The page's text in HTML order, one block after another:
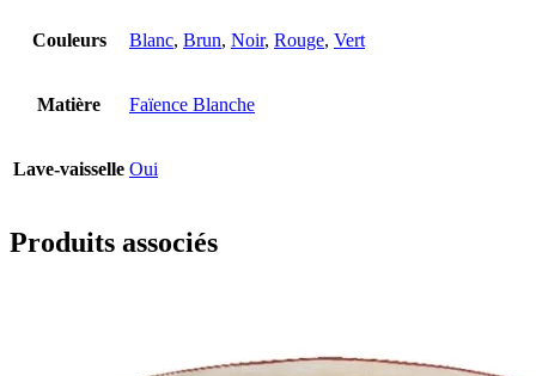
Couleurs Blanc, Brun, Noir, Rouge, Vert
Matière Faïence Blanche
Lave-vaisselle Oui
Produits associés